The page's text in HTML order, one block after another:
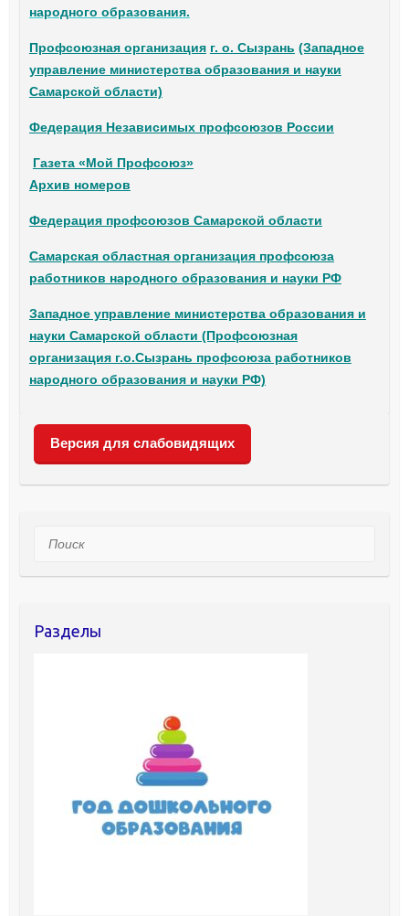
народного образования.
Профсоюзная организация г. о. Сызрань (Западное
управление министерства образования и науки
Самарской области)
Федерация Независимых профсоюзов России
Газета «Мой Профсоюз»
Архив номеров
Федерация профсоюзов Самарской области
Самарская областная организация профсоюза
работников народного образования и науки РФ
Западное управление министерства образования и
науки Самарской области (Профсоюзная
организация г.о.Сызрань профсоюза работников
народного образования и науки РФ)
Версия для слабовидящих
Поиск
Разделы